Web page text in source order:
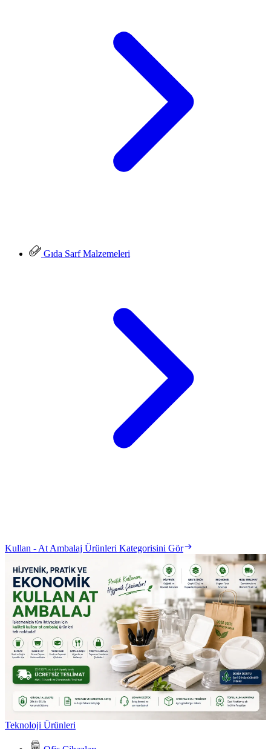
Gıda Sarf Malzemeleri
Kullan - At Ambalaj Ürünleri Kategorisini Gör
Teknoloji Ürünleri